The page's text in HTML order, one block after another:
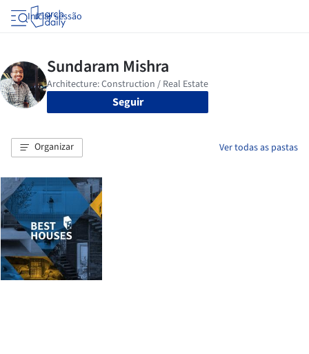
Iniciar sessão
Seguir
Organizar Ver todas as pastas